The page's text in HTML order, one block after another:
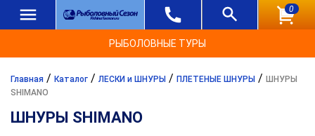
0
РЫБОЛОВНЫЕ ТУРЫ
Главная / Каталог / ЛЕСКИ и ШНУРЫ / ПЛЕТЕНЫЕ ШНУРЫ / ШНУРЫ
SHIMANO
ШНУРЫ SHIMANO